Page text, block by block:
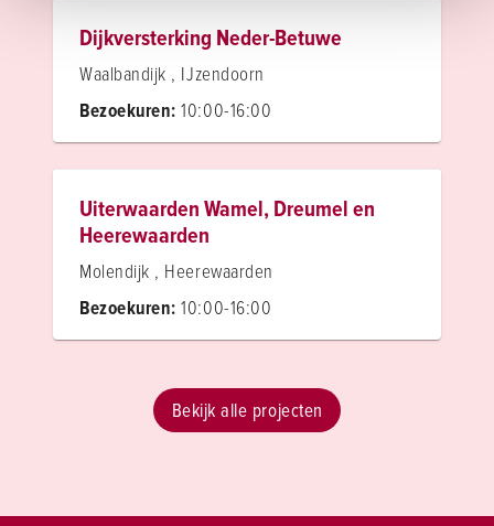
Dijkversterking Neder-Betuwe
Waalbandijk , IJzendoorn
Bezoekuren: 10:00-16:00
Uiterwaarden Wamel, Dreumel en
Heerewaarden
Molendijk , Heerewaarden
Bezoekuren: 10:00-16:00
Bekijk alle projecten